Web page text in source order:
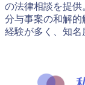
の法律相談を提
分与事案の和解的
経験が多く、知名